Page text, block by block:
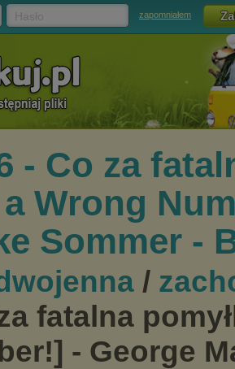
zapomniałem
- Co za
Wrong
Sommer -
/
fatalna
- George